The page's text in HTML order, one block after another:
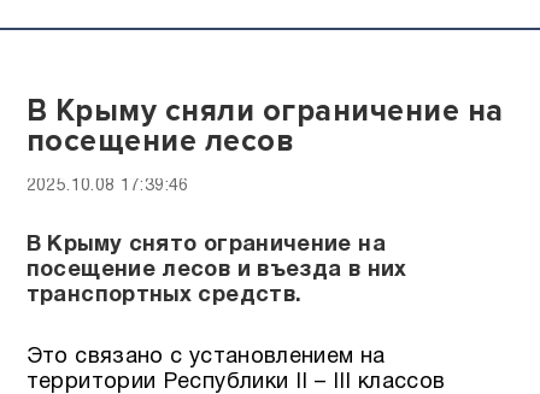
В Крыму сняли ограничение на
посещение лесов
2025.10.08 17:39:46
В Крыму снято ограничение на
посещение лесов и въезда в них
транспортных средств.
Это связано с установлением на
территории Республики II – III классов